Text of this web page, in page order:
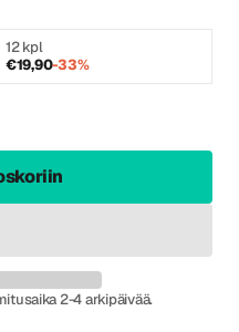
12 kpl
€19,90-33%
2-4 arkipäivää.